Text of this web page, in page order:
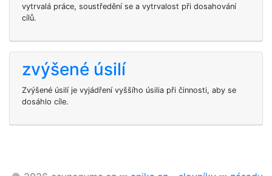
vytrvalá práce, soustředění se a vytrvalost při dosahování
cílů.
zvýšené úsilí
Zvýšené úsilí je vyjádření vyššího úsilia při činnosti, aby se
dosáhlo cíle.